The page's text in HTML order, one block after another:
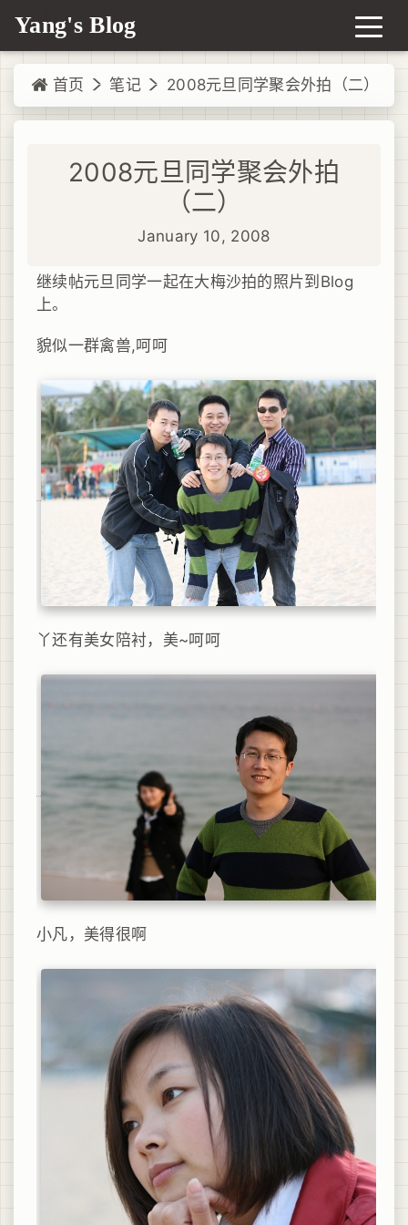
Yang's Blog
首页 笔记 2008元旦同学聚会外拍（二）
2008元旦同学聚会外拍
（二）
January 10, 2008
继续帖元旦同学一起在大梅沙拍的照片到Blog
上。
貌似一群禽兽,呵呵
丫还有美女陪衬，美~呵呵
小凡，美得很啊